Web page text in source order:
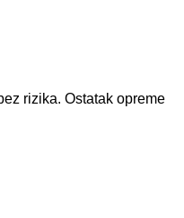
rizika. Ostatak opreme